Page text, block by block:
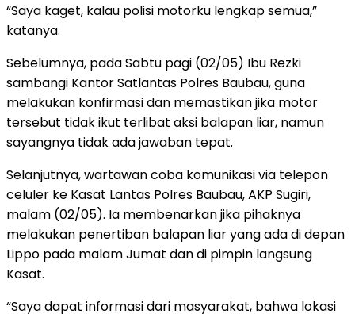
“Saya kaget, kalau polisi motorku lengkap semua,”
katanya.
Sebelumnya, pada Sabtu pagi (02/05) Ibu Rezki
sambangi Kantor Satlantas Polres Baubau, guna
melakukan konfirmasi dan memastikan jika motor
tersebut tidak ikut terlibat aksi balapan liar, namun
sayangnya tidak ada jawaban tepat.
Selanjutnya, wartawan coba komunikasi via telepon
celuler ke Kasat Lantas Polres Baubau, AKP Sugiri,
malam (02/05). Ia membenarkan jika pihaknya
melakukan penertiban balapan liar yang ada di depan
Lippo pada malam Jumat dan di pimpin langsung
Kasat.
“Saya dapat informasi dari masyarakat, bahwa lokasi